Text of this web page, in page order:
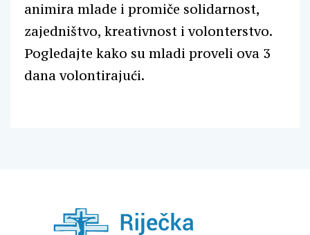
animira mlade i promiče solidarnost,
zajedništvo, kreativnost i volonterstvo.
Pogledajte kako su mladi proveli ova 3
dana volontirajući.